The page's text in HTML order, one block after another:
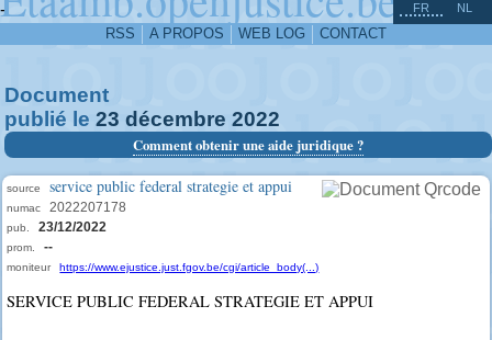
-
RSS A PROPOS WEB LOG CONTACT
FR NL
Document
publié le 23 décembre 2022
Comment obtenir une aide juridique ?
source service public federal strategie et appui
numac 2022207178
pub. 23/12/2022
prom. --
moniteur https://www.ejustice.just.fgov.be/cgi/article_body(...)
SERVICE PUBLIC FEDERAL STRATEGIE ET APPUI
^